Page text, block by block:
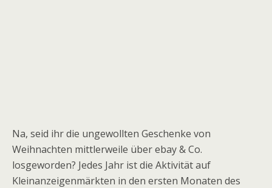
Na, seid ihr die ungewollten Geschenke von
Weihnachten mittlerweile über ebay & Co.
losgeworden? Jedes Jahr ist die Aktivität auf
Kleinanzeigenmärkten in den ersten Monaten des